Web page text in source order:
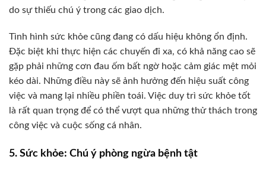
do sự thiếu chú ý trong các giao dịch.
Tình hình sức khỏe cũng đang có dấu hiệu không ổn định.
Đặc biệt khi thực hiện các chuyến đi xa, có khả năng cao sẽ
gặp phải những cơn đau ốm bất ngờ hoặc cảm giác mệt mỏi
kéo dài. Những điều này sẽ ảnh hưởng đến hiệu suất công
việc và mang lại nhiều phiền toái. Việc duy trì sức khỏe tốt
là rất quan trọng để có thể vượt qua những thử thách trong
công việc và cuộc sống cá nhân.
5. Sức khỏe: Chú ý phòng ngừa bệnh tật